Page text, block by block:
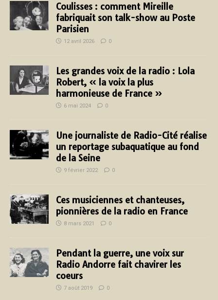
Coulisses : comment Mireille
fabriquait son talk-show au Poste
Parisien
12 avril 2026 0
Les grandes voix de la radio : Lola
Robert, « la voix la plus
harmonieuse de France »
6 mai 2024 0
Une journaliste de Radio-Cité réalise
un reportage subaquatique au fond
de la Seine
9 février 2022 0
Ces musiciennes et chanteuses,
pionnières de la radio en France
8 mars 2021 0
Pendant la guerre, une voix sur
Radio Andorre fait chavirer les
coeurs
7 août 2019 0